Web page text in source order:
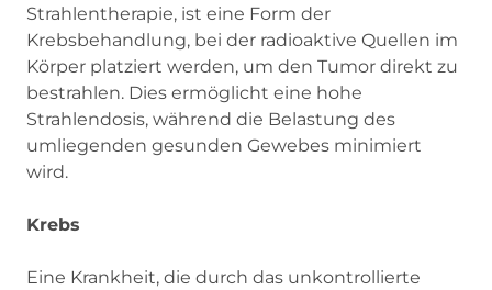
Strahlentherapie, ist eine Form der
Krebsbehandlung, bei der radioaktive Quellen im
Körper platziert werden, um den Tumor direkt zu
bestrahlen. Dies ermöglicht eine hohe
Strahlendosis, während die Belastung des
umliegenden gesunden Gewebes minimiert
wird.
Krebs
Eine Krankheit, die durch das unkontrollierte